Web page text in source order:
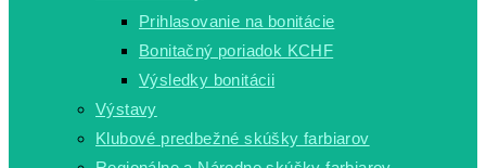
Prihlasovanie na bonitácie
Bonitačný poriadok KCHF
Výsledky bonitácii
Výstavy
Klubové predbežné skúšky farbiarov